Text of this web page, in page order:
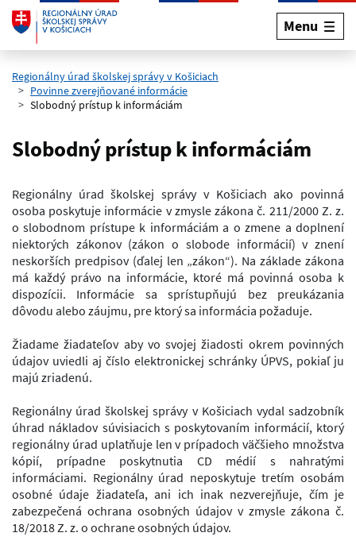
Preskočiť na hlavný obsah
Menu
Regionálny úrad školskej správy v Košiciach
Povinne zverejňované informácie
Slobodný prístup k informáciám
Slobodný prístup k informáciám
Regionálny úrad školskej správy v Košiciach ako povinná
osoba poskytuje informácie v zmysle zákona č. 211/2000 Z. z.
o slobodnom prístupe k informáciám a o zmene a doplnení
niektorých zákonov (zákon o slobode informácií) v znení
neskorších predpisov (ďalej len „zákon“). Na základe zákona
má každý právo na informácie, ktoré má povinná osoba k
dispozícii. Informácie sa sprístupňujú bez preukázania
dôvodu alebo záujmu, pre ktorý sa informácia požaduje.
Žiadame žiadateľov aby vo svojej žiadosti okrem povinných
údajov uviedli aj číslo elektronickej schránky ÚPVS, pokiaľ ju
majú zriadenú.
Regionálny úrad školskej správy v Košiciach vydal sadzobník
úhrad nákladov súvisiacich s poskytovaním informácií, ktorý
regionálny úrad uplatňuje len v prípadoch väčšieho množstva
kópií, prípadne poskytnutia CD médií s nahratými
informáciami. Regionálny úrad neposkytuje tretím osobám
osobné údaje žiadateľa, ani ich inak nezverejňuje, čím je
zabezpečená ochrana osobných údajov v zmysle zákona č.
18/2018 Z. z. o ochrane osobných údajov.